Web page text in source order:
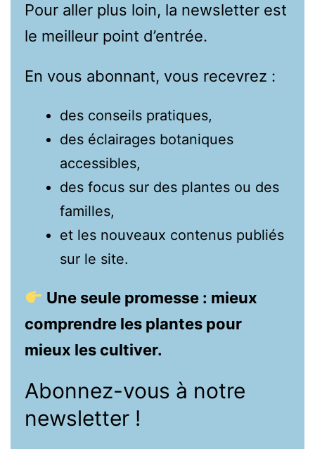
Pour aller plus loin, la newsletter est
le meilleur point d’entrée.
En vous abonnant, vous recevrez :
des conseils pratiques,
des éclairages botaniques
accessibles,
des focus sur des plantes ou des
familles,
et les nouveaux contenus publiés
sur le site.
Une seule promesse : mieux
comprendre les plantes pour
mieux les cultiver.
Abonnez-vous à notre
newsletter !